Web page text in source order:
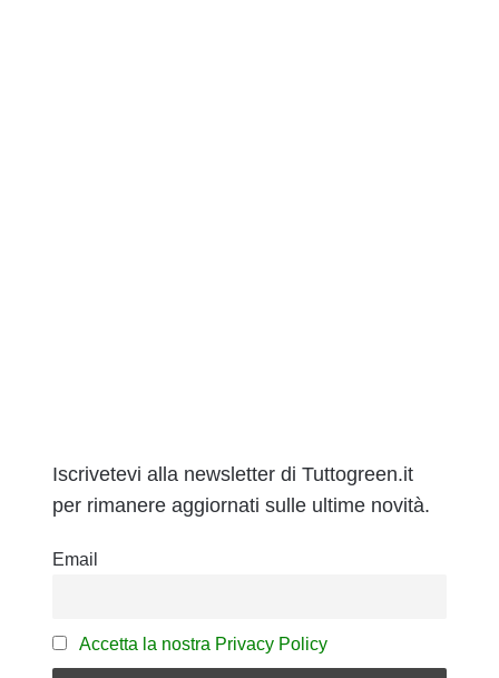
Iscrivetevi alla newsletter di Tuttogreen.it
per rimanere aggiornati sulle ultime novità.
Email
Accetta la nostra Privacy Policy